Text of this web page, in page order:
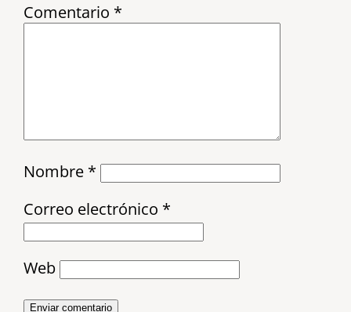
Comentario *
Nombre *
Correo electrónico *
Web
Enviar comentario